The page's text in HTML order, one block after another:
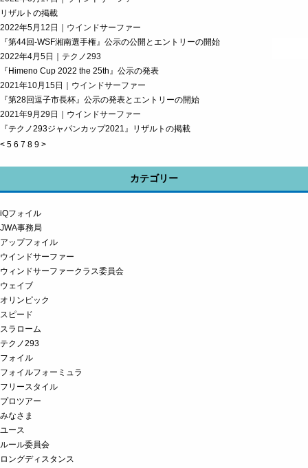
リザルトの掲載
2022年5月12日｜ウインドサーファー
『第44回-WSF湘南選手権』公示の公開とエントリーの開始
2022年4月5日｜テクノ293
『Himeno Cup 2022 the 25th』公示の発表
2021年10月15日｜ウインドサーファー
『第28回逗子市長杯』公示の発表とエントリーの開始
2021年9月29日｜ウインドサーファー
『テクノ293ジャパンカップ2021』リザルトの掲載
< 5 6 7 8 9 >
カテゴリー
iQフォイル
JWA事務局
アップフォイル
ウインドサーファー
ウィンドサーファークラス委員会
ウェイブ
オリンピック
スピード
スラローム
テクノ293
フォイル
フォイルフォーミュラ
フリースタイル
プロツアー
みなさま
ユース
ルール委員会
ロングディスタンス